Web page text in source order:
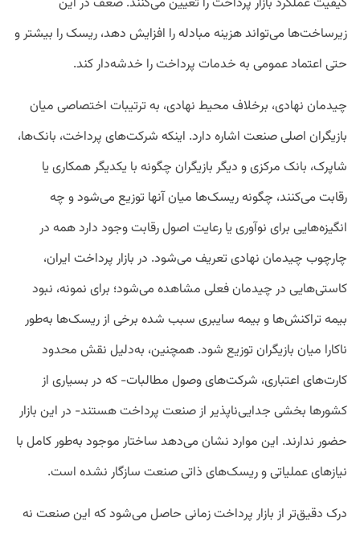
زیرساخت‌ها می‌تواند هزینه مبادله را افزایش دهد، ریسک را بیشتر و
حتی اعتماد عمومی به خدمات پرداخت را خدشه‌دار کند.
چیدمان نهادی، برخلاف محیط نهادی، به ترتیبات اختصاصی میان
بازیگران اصلی صنعت اشاره دارد. اینکه شرکت‌های پرداخت، بانک‌ها،
شاپرک، بانک مرکزی و دیگر بازیگران چگونه با یکدیگر همکاری یا
رقابت می‌کنند، چگونه ریسک‌ها میان آنها توزیع می‌شود و چه
انگیزه‌هایی برای نوآوری یا رعایت اصول رقابت وجود دارد همه در
چارچوب چیدمان نهادی تعریف می‌شود. در بازار پرداخت ایران،
کاستی‌هایی در چیدمان فعلی ‌مشاهده می‌شود؛ برای نمونه، نبود
بیمه تراکنش‌ها و بیمه سایبری سبب شده برخی از ریسک‌ها به‌طور
ناکارا میان بازیگران توزیع شود. همچنین، به‌دلیل نقش محدود
کارت‌های اعتباری، شرکت‌های وصول مطالبات- که در بسیاری از
کشورها بخشی جدایی‌ناپذیر از صنعت پرداخت هستند- در این بازار
حضور ندارند. این موارد نشان می‌دهد ساختار موجود به‌طور کامل با
نیازهای عملیاتی و ریسک‌های ذاتی صنعت سازگار نشده است.
درک دقیق‌تر از بازار پرداخت زمانی حاصل می‌شود که این صنعت نه